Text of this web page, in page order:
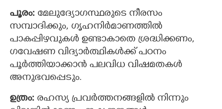
പൂരം: മേലുദ്യോഗസ്ഥരുടെ നീരസം
സമ്പാദിക്കും, ഗൃഹനിര്‍മാണത്തില്‍
പാകപ്പിഴവുകള്‍ ഉണ്ടാകാതെ ശ്രദ്ധിക്കണം,
ഗവേഷണ വിദ്യാര്‍ത്ഥികള്‍ക്ക് പഠനം
പൂര്‍ത്തിയാക്കാന്‍ പലവിധ വിഷമതകള്‍
അനുഭവപ്പെടും.
ഉത്രം: രഹസ്യ പ്രവർത്തനങ്ങളിൽ നിന്നും